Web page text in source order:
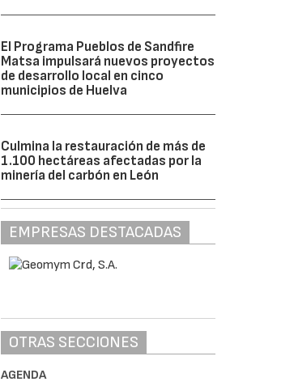
El Programa Pueblos de Sandfire
Matsa impulsará nuevos proyectos
de desarrollo local en cinco
municipios de Huelva
Culmina la restauración de más de
1.100 hectáreas afectadas por la
minería del carbón en León
EMPRESAS DESTACADAS
OTRAS SECCIONES
AGENDA